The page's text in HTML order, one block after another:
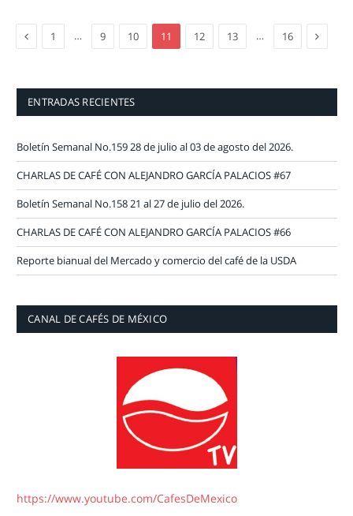
Previous
1 … 9 10 11 12 13 … 16 Next
ENTRADAS RECIENTES
Boletín Semanal No.159 28 de julio al 03 de agosto del 2026.
CHARLAS DE CAFÉ CON ALEJANDRO GARCÍA PALACIOS #67
Boletín Semanal No.158 21 al 27 de julio del 2026.
CHARLAS DE CAFÉ CON ALEJANDRO GARCÍA PALACIOS #66
Reporte bianual del Mercado y comercio del café de la USDA
CANAL DE CAFÉS DE MÉXICO
https://www.youtube.com/CafesDeMexico